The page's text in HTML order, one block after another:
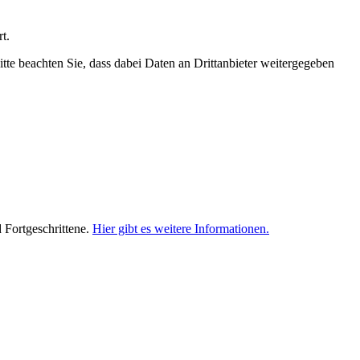
beachten Sie, dass dabei Daten an Drittanbieter weitergegeben
Hier gibt es weitere Informationen.